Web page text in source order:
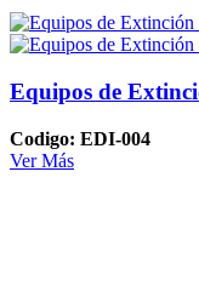
Equipos de
Codigo: EDI-004
Ver Más